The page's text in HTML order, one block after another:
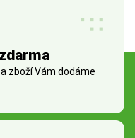
zboží Vám dodáme